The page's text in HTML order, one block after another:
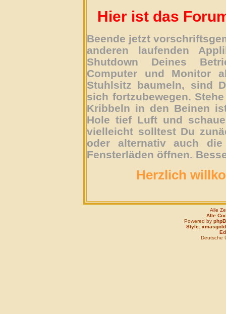
Hier ist das
Beende jetzt
anderen laufenden
Shutdown Deines
Computer und Monitor
Stuhlsitz baumeln, sind
sich fortzubewegen.
Kribbeln in den Beinen
Hole tief Luft und
vielleicht solltest Du
oder alternativ auch
Fensterläden öffnen.
Herzlich
Alle
Alle
Powered by
Style: xmasgold
Deutsche